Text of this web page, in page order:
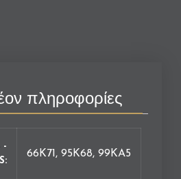
πληροφορίες
-
66K71, 95K68, 99KA5